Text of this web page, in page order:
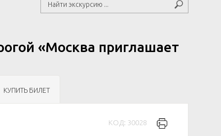
«Москва приглашает
КУПИТЬ БИЛЕТ
КОД: 30028